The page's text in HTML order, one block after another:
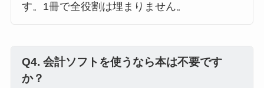
す。1冊で全役割は埋まりません。
Q4. 会計ソフトを使うなら本は不要です
か？